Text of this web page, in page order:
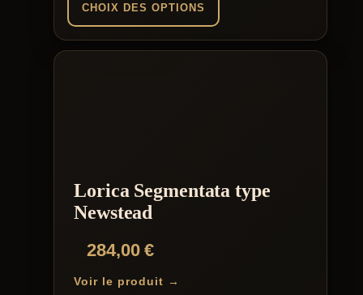
CHOIX DES OPTIONS
produit
page
Lorica Segmentata type
Newstead
284,00€
Voir le produit →